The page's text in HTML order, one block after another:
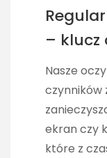
– klucz
Nasze
czynników
ekran czy
które z